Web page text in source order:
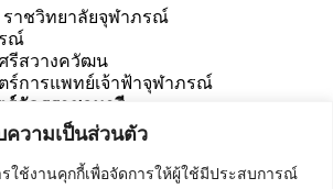
ความเป็นส่วนตัว
รใช้งานคุกกี้เพื่อจัดการให้ผู้ใช้มีประสบการณ์
ราชวิทยาลัยจุฬาภรณ์
ณ์
รีสวางควัฒน
ร์การแพทย์เจ้าฟ้าจุฬาภรณ์
อัครราชกุมารี
ระเมินความพึงพอใจ